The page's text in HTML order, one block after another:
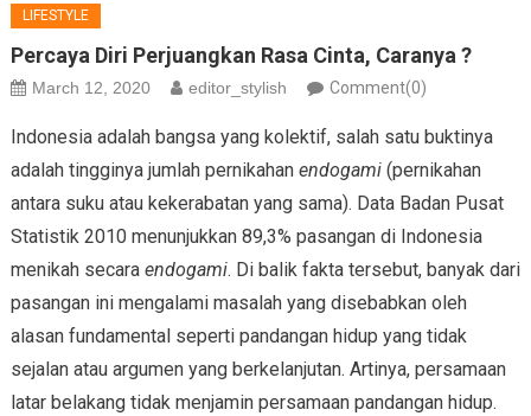
LIFESTYLE
Percaya Diri Perjuangkan Rasa Cinta, Caranya ?
March 12, 2020 editor_stylish Comment(0)
Indonesia adalah bangsa yang kolektif, salah satu buktinya
adalah tingginya jumlah pernikahanendogami(pernikahan
antara suku atau kekerabatan yang sama). Data Badan Pusat
Statistik 2010 menunjukkan 89,3% pasangan di Indonesia
menikah secara endogami. Di balik fakta tersebut, banyak dari
pasangan ini mengalami masalah yang disebabkan oleh
alasan fundamental seperti pandangan hidup yang tidak
sejalan atau argumen yang berkelanjutan. Artinya, persamaan
latar belakang tidak menjamin persamaan pandangan hidup.